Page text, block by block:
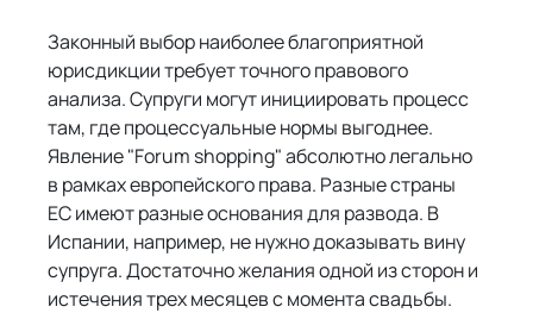
Законный выбор наиболее благоприятной
юрисдикции требует точного правового
анализа. Супруги могут инициировать процесс
там, где процессуальные нормы выгоднее.
Явление "Forum shopping" абсолютно легально
в рамках европейского права. Разные страны
ЕС имеют разные основания для развода. В
Испании, например, не нужно доказывать вину
супруга. Достаточно желания одной из сторон и
истечения трех месяцев с момента свадьбы.